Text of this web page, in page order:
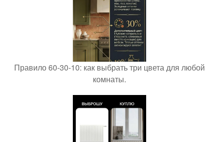
Правило 60-30-10: как выбрать три цвета для любой
комнаты.